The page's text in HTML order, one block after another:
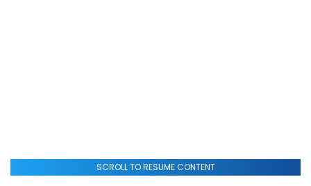
SCROLL TO RESUME CONTENT